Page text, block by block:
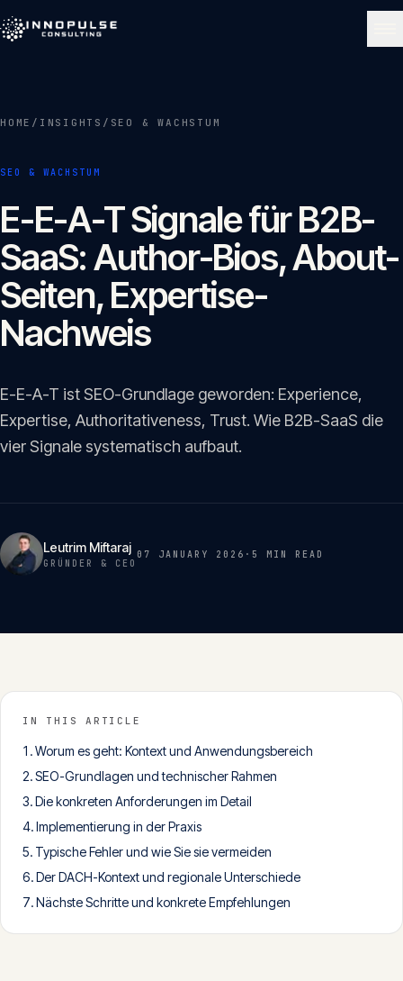
Über uns 02
Leistungen 03
Portfolio
Insights 05
Kontakt
Get in touch
CONTACT
info@innopulse.io
HOME / INSIGHTS / SEO & WACHSTUM
SEO & WACHSTUM
E-E-A-T Signale für B2B-
SaaS: Author-Bios, About-
Seiten, Expertise-
Nachweis
E-E-A-T ist SEO-Grundlage geworden: Experience,
Expertise, Authoritativeness, Trust. Wie B2B-SaaS die
vier Signale systematisch aufbaut.
Leutrim Miftaraj
GRÜNDER & CEO
07 JANUARY 2026 · 5 MIN READ
IN THIS ARTICLE
Worum es geht: Kontext und Anwendungsbereich
SEO-Grundlagen und technischer Rahmen
Die konkreten Anforderungen im Detail
Implementierung in der Praxis
Typische Fehler und wie Sie sie vermeiden
Der DACH-Kontext und regionale Unterschiede
Nächste Schritte und konkrete Empfehlungen